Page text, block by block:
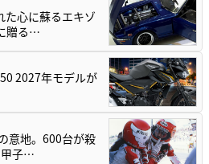
た心に蘇るエキゾ
贈る…
2027年モデルが
意地。600台が殺
甲子…